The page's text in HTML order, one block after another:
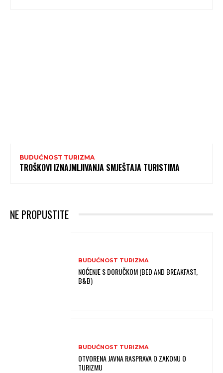
BUDUĆNOST TURIZMA
TROŠKOVI IZNAJMLJIVANJA SMJEŠTAJA TURISTIMA
NE PROPUSTITE
BUDUĆNOST TURIZMA
NOĆENJE S DORUČKOM (BED AND BREAKFAST,
B&B)
BUDUĆNOST TURIZMA
OTVORENA JAVNA RASPRAVA O ZAKONU O
TURIZMU